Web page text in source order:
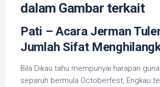
dalam Gambar terkait
Pati – Acara Jerman
Jumlah Sifat
Bila Dikau tahu mempunyai harapan
separuh bermula Оctoberfest, Engkau